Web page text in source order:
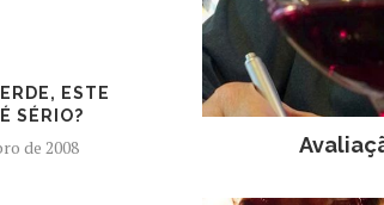
ESTE
SÉRIO?
de 2008
IBRAC LANÇA
PARA ELEGER
PARA O DIA
10 de setembro de